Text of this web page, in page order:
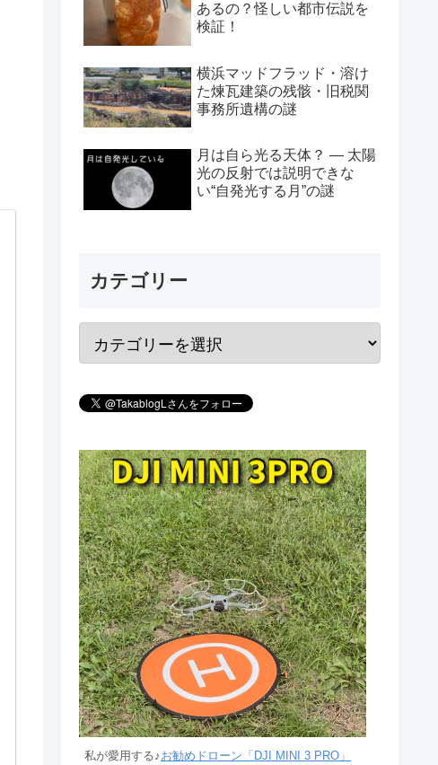
あるの？怪しい都市伝説を
検証！
横浜マッドフラッド・溶け
た煉瓦建築の残骸・旧税関
事務所遺構の謎
月は自ら光る天体？ ― 太陽
光の反射では説明できな
い“自発光する月”の謎
カテゴリー
私が愛用する♪お勧めドローン「DJI MINI 3 PRO」